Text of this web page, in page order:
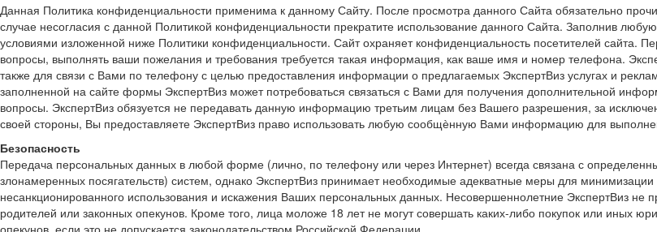
Данная Политика конфиденциальности применима к данному Сайту. После просмотра данного Сайта обязательно
случае несогласия с данной Политикой конфиденциальности прекратите использование данного Сайта. Заполнив
условиями изложенной ниже Политики конфиденциальности. Сайт охраняет конфиденциальность посетителей сайта.
вопросы, выполнять ваши пожелания и требования требуется такая информация, как ваше имя и номер телефона.
также для связи с Вами по телефону с целью предоставления информации о предлагаемых ЭкспертВиз услугах и
заполненной на сайте формы ЭкспертВиз может потребоваться связаться с Вами для получения дополнительной
вопросы. ЭкспертВиз обязуется не передавать данную информацию третьим лицам без Вашего разрешения, за
своей стороны, Вы предоставляете ЭкспертВиз право использовать любую сообщѐнную Вами информацию для
Безопасность
Передача персональных данных в любой форме (лично, по телефону или через Интернет) всегда связана с
злонамеренных посягательств) систем, однако ЭкспертВиз принимает необходимые адекватные меры для
несанкционированного использования и искажения Ваших персональных данных. Несовершеннолетние ЭкспертВиз
родителей или законных опекунов. Кроме того, лица моложе 18 лет не могут совершать каких-либо покупок или иных
опекунов, если это не допускается законодательством Российской Федерации.